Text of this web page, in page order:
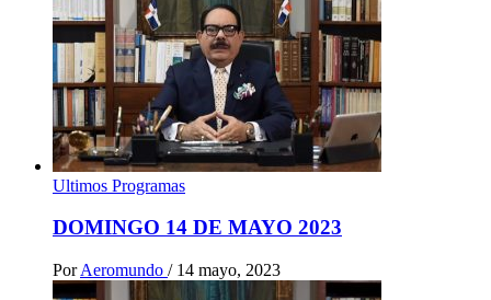
Ultimos Programas
DOMINGO 14 DE MAYO 2023
Por Aeromundo / 14 mayo, 2023